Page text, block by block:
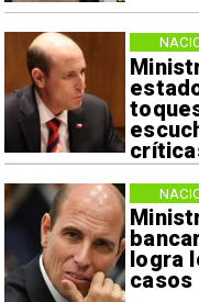
logra
casos